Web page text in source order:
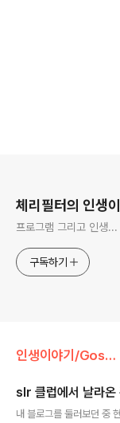
체리필터의 인생
프로그램 그리고 인생...
구독하기
인생이야기/Gossip
slr 클럽에서 날라온
내 블로그를 둘러보던 중